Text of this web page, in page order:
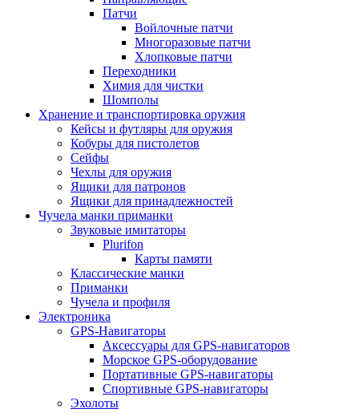
Патчи
Войлочные патчи
Многоразовые патчи
Хлопковые патчи
Переходники
Химия для чистки
Шомполы
Хранение и транспортировка оружия
Кейсы и футляры для оружия
Кобуры для пистолетов
Сейфы
Чехлы для оружия
Ящики для патронов
Ящики для принадлежностей
Чучела манки приманки
Звуковые имитаторы
Plurifon
Карты памяти
Классические манки
Приманки
Чучела и профиля
Электроника
GPS-Навигаторы
Аксессуары для GPS-навигаторов
Морское GPS-оборудование
Портативные GPS-навигаторы
Спортивные GPS-навигаторы
Эхолоты